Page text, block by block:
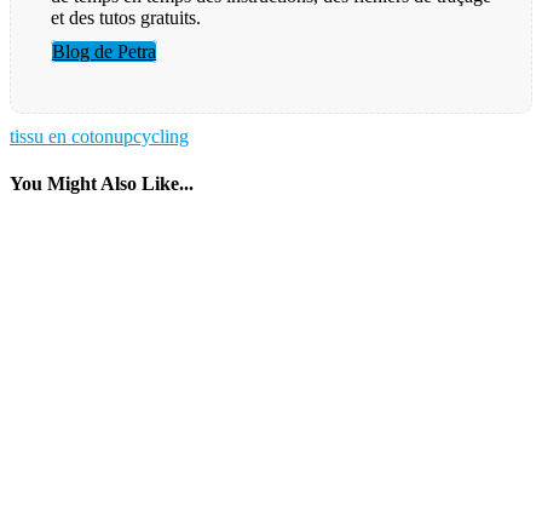
et des tutos gratuits.
Blog de Petra
tissu en cotonupcycling
You Might Also Like...